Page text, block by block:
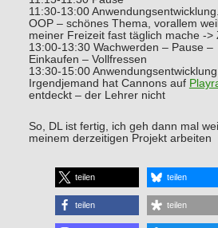
11:30-13:00
OOP – schönes Thema, vorallem
meiner Freizeit fast täglich mache ->
13:00-13:30 Wachwerden – Pause –
Einkaufen – Vollfressen
13:30-15:00 Anwendungsentwicklung.
Irgendjemand hat Cannons auf
entdeckt – der Lehrer nicht
So, DL ist fertig, ich geh dann mal
meinem derzeitigen Projekt arbeiten
teilen teilen
teilen teilen